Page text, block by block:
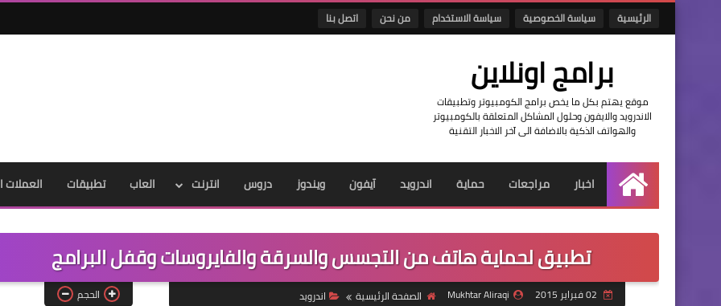
الرئيسية سياسة الخصوصية سياسة الاستخدام من نحن اتصل بنا
برامج اونلاين
موقع يهتم بكل ما يخص برامج الكومبيوتر وتطبيقات
الاندرويد والايفون وحلول المشاكل المتعلقة بالكومبيوتر
والهواتف الذكية بالاضافة الى آخر الاخبار التقنية
الرئيسية
اخبار مراجعات حماية اندرويد آيفون ويندوز دروس انترنت العاب تطبيقات العملات
تطبيق لحماية هاتف من التجسس والسرقة والفايروسات وقفل البرامج
Mukhtar Aliraqi الصفحة الرئيسية اندرويد الحجم